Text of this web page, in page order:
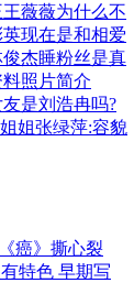
薇薇为什么不
现在是和相爱
杰睡粉丝是真
照片简介
是刘浩冉吗?
姐张绿萍:容貌
癌》撕心裂
特色 早期写